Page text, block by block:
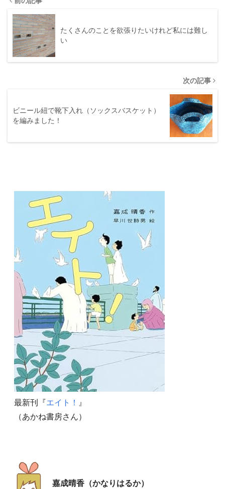
たくさんのことを欲張りたいけれど私には難し
い
次の記事
ビニール紐で靴下入れ（ソックスバスケット）
を編みました！
最新刊『エイト！
』
（あかね書房さん）
嘉成晴香（かなりはるか）